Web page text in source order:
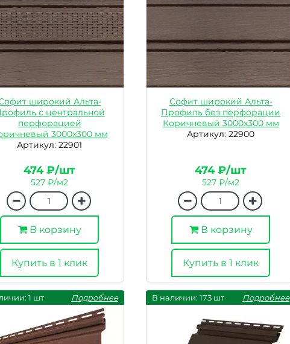
широкий Альта-
с центральной
перфорацией
3000х300 мм
Артикул: 22901
474 ₽/шт
527 ₽/м2
В корзину
Купить в 1 клик
Софит широкий Альта-
Профиль без перфорации
Коричневый 3000х300 мм
Артикул: 22900
474 ₽/шт
527 ₽/м2
В корзину
Купить в 1 клик
1 шт Подробнее В наличии: 173 шт Подробнее